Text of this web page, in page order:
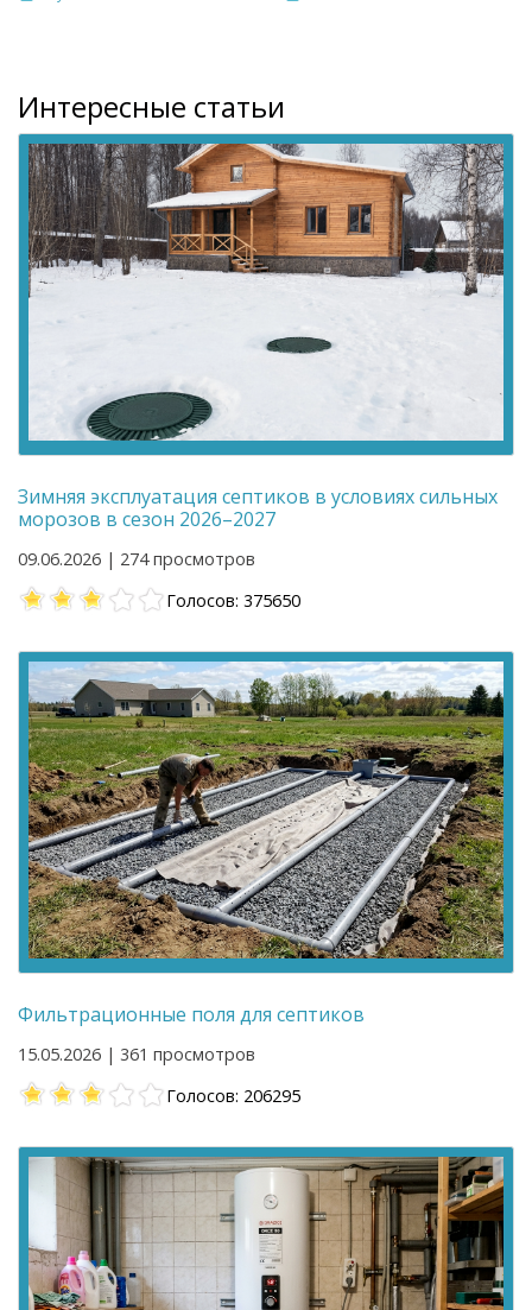
Интересные статьи
Зимняя эксплуатация септиков в условиях сильных
морозов в сезон 2026–2027
09.06.2026 | 274 просмотров
Голосов: 375650
Фильтрационные поля для септиков
15.05.2026 | 361 просмотров
Голосов: 206295